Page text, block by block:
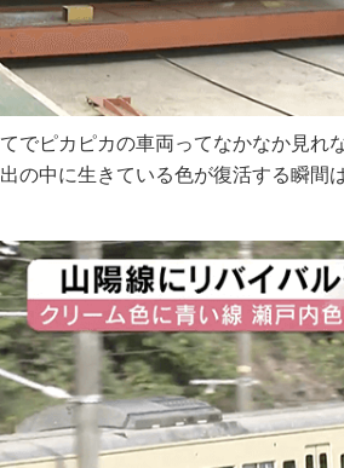
でピカピカの車両ってなかなか見れ
中に生きている色が復活する瞬間